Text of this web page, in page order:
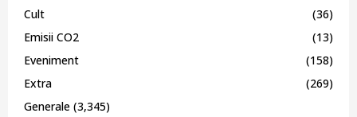
Cult
(36)
Emisii CO2
(13)
Eveniment
(158)
Extra
(269)
Generale (3,345)